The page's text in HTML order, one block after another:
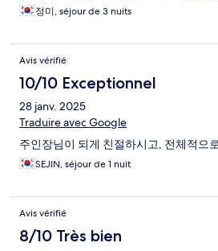
정미, séjour de 3 nuits
Avis vérifié
10/10 Exceptionnel
28 janv. 2025
Traduire avec Google
주인장님이 되게 친절하시고, 전체적으
SEJIN, séjour de 1 nuit
Avis vérifié
8/10 Très bien